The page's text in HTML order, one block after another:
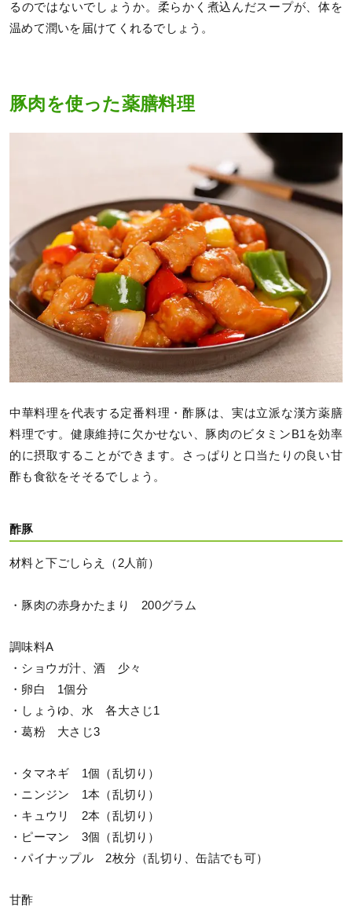
るのではないでしょうか。柔らかく煮込んだスープが、体を
温めて潤いを届けてくれるでしょう。
豚肉を使った薬膳料理
中華料理を代表する定番料理・酢豚は、実は立派な漢方薬膳
料理です。健康維持に欠かせない、豚肉のビタミンB1を効率
的に摂取することができます。さっぱりと口当たりの良い甘
酢も食欲をそそるでしょう。
酢豚
材料と下ごしらえ（2人前）
・豚肉の赤身かたまり 200グラム
調味料A
・ショウガ汁、酒 少々
・卵白 1個分
・しょうゆ、水 各大さじ1
・葛粉 大さじ3
・タマネギ 1個（乱切り）
・ニンジン 1本（乱切り）
・キュウリ 2本（乱切り）
・ピーマン 3個（乱切り）
・パイナップル 2枚分（乱切り、缶詰でも可）
甘酢